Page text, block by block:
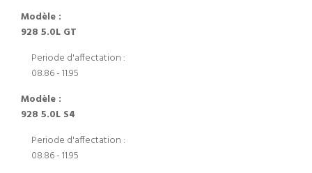
Modèle :
928 5.0L GT
Periode d'affectation :
08.86 - 11.95
Modèle :
928 5.0L S4
Periode d'affectation :
08.86 - 11.95